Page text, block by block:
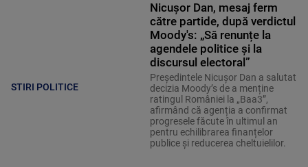
STIRI POLITICE
Nicușor Dan, mesaj ferm
către partide, după verdictul
Moody's: „Să renunțe la
agendele politice şi la
discursul electoral”
Președintele Nicușor Dan a salutat
decizia Moody’s de a menține
ratingul României la „Baa3”,
afirmând că agenția a confirmat
progresele făcute în ultimul an
pentru echilibrarea finanțelor
publice și reducerea cheltuielilor.